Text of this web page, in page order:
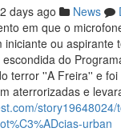
days ago News
em que o
iniciante ou aspirante
do
terror ''A Freira'' e
aterrorizadas e
urban